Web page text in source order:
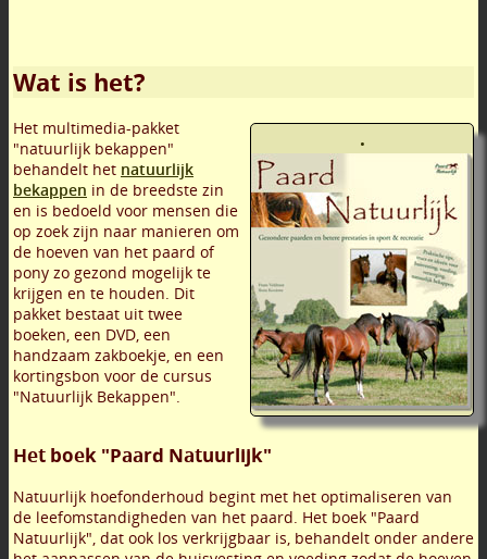
Wat is het?
.
Het multimedia-pakket
"natuurlijk bekappen"
behandelt het natuurlijk
bekappen in de breedste zin
en is bedoeld voor mensen die
op zoek zijn naar manieren om
de hoeven van het paard of
pony zo gezond mogelijk te
krijgen en te houden. Dit
pakket bestaat uit twee
boeken, een DVD, een
handzaam zakboekje, en een
kortingsbon voor de cursus
"Natuurlijk Bekappen".
Het boek "Paard Natuurlijk"
Natuurlijk hoefonderhoud begint met het optimaliseren van
de leefomstandigheden van het paard. Het boek "Paard
Natuurlijk", dat ook los verkrijgbaar is, behandelt onder andere